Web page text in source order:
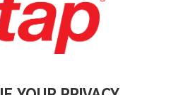
ください。 | 利用規約
リシー | サイトマップ